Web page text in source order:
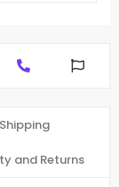
and Returns